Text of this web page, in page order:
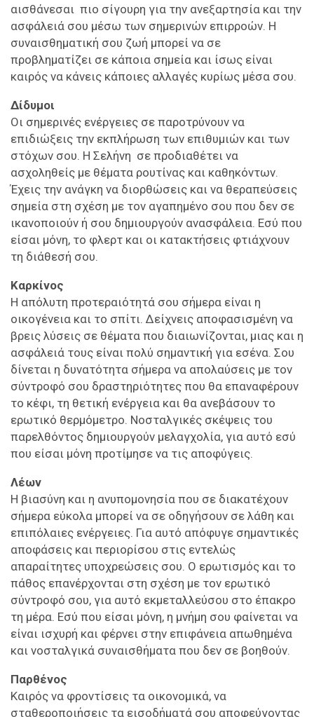
αισθάνεσαι πιο σίγουρη για την ανεξαρτησία και την
ασφάλειά σου μέσω των σημερινών επιρροών. Η
συναισθηματική σου ζωή μπορεί να σε
προβληματίζει σε κάποια σημεία και ίσως είναι
καιρός να κάνεις κάποιες αλλαγές κυρίως μέσα σου.
Δίδυμοι
Οι σημερινές ενέργειες σε παροτρύνουν να
επιδιώξεις την εκπλήρωση των επιθυμιών και των
στόχων σου. Η Σελήνη σε προδιαθέτει να
ασχοληθείς με θέματα ρουτίνας και καθηκόντων.
Έχεις την ανάγκη να διορθώσεις και να θεραπεύσεις
σημεία στη σχέση με τον αγαπημένο σου που δεν σε
ικανοποιούν ή σου δημιουργούν ανασφάλεια. Εσύ που
είσαι μόνη, το φλερτ και οι κατακτήσεις φτιάχνουν
τη διάθεσή σου.
Καρκίνος
Η απόλυτη προτεραιότητά σου σήμερα είναι η
οικογένεια και το σπίτι. Δείχνεις αποφασισμένη να
βρεις λύσεις σε θέματα που διαιωνίζονται, μιας και η
ασφάλειά τους είναι πολύ σημαντική για εσένα. Σου
δίνεται η δυνατότητα σήμερα να απολαύσεις με τον
σύντροφό σου δραστηριότητες που θα επαναφέρουν
το κέφι, τη θετική ενέργεια και θα ανεβάσουν το
ερωτικό θερμόμετρο. Νοσταλγικές σκέψεις του
παρελθόντος δημιουργούν μελαγχολία, για αυτό εσύ
που είσαι μόνη προτίμησε να τις αποφύγεις.
Λέων
Η βιασύνη και η ανυπομονησία που σε διακατέχουν
σήμερα εύκολα μπορεί να σε οδηγήσουν σε λάθη και
επιπόλαιες ενέργειες. Για αυτό απόφυγε σημαντικές
αποφάσεις και περιορίσου στις εντελώς
απαραίτητες υποχρεώσεις σου. Ο ερωτισμός και το
πάθος επανέρχονται στη σχέση με τον ερωτικό
σύντροφό σου, για αυτό εκμεταλλεύσου στο έπακρο
τη μέρα. Εσύ που είσαι μόνη, η μνήμη σου φαίνεται να
είναι ισχυρή και φέρνει στην επιφάνεια απωθημένα
και νοσταλγικά συναισθήματα που δεν σε βοηθούν.
Παρθένος
Καιρός να φροντίσεις τα οικονομικά, να
σταθεροποιήσεις τα εισοδήματά σου αποφεύγοντας